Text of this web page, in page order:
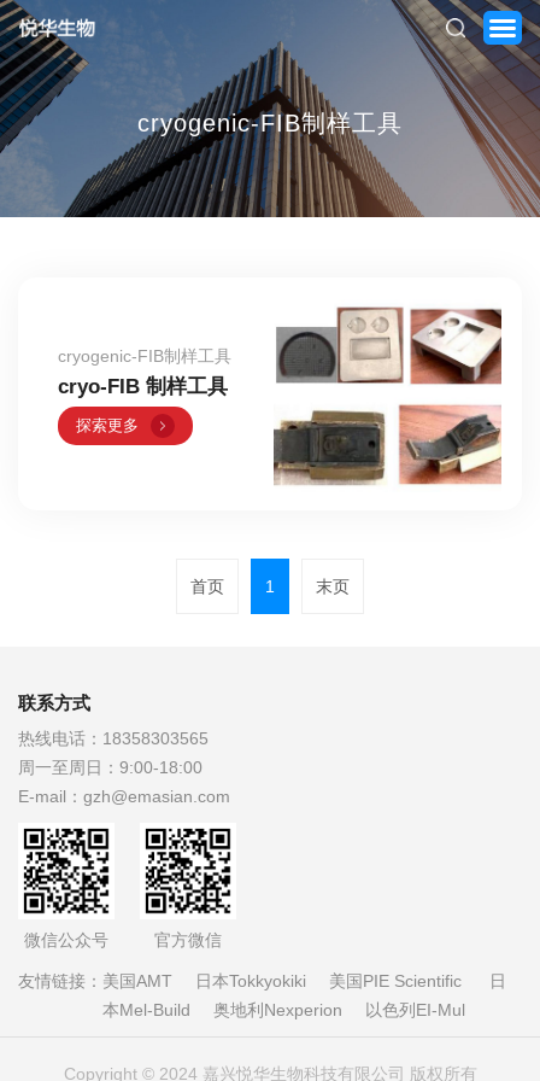
首页
关于我们
服务支持
联系我们
cryogenic-FIB制样工具
cryogenic-FIB制样工具
cryo-FIB 制样工具
探索更多
首页 1 末页
联系方式
热线电话： 18358303565
周一至周日： 9:00-18:00
E-mail： gzh@emasian.com
微信公众号 官方微信
友情链接： 美国AMT 日本Tokkyokiki 美国PIE Scientific
日
本Mel-Build
奥地利Nexperion 以色列EI-Mul
Copyright © 2024 嘉兴悦华生物科技有限公司 版权所有